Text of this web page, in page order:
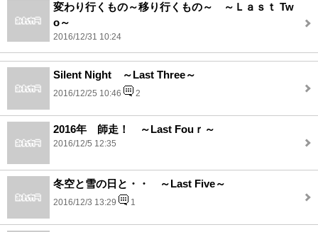
変わり行くもの～移り行くもの～ ～Ｌａｓｔ Tw
o～
2016/12/31 10:24
Silent Night ～Last Three～
2016/12/25 10:46 2
2016年 師走！ ～Last Fouｒ～
2016/12/5 12:35
冬空と雪の日と・・ ～Last Five～
2016/12/3 13:29 1